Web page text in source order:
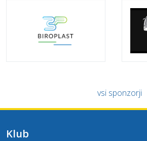
vsi sponzorji
Klub